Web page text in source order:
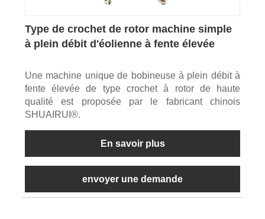
Type de crochet de rotor machine simple
à plein débit d'éolienne à fente élevée
Une machine unique de bobineuse à plein débit à
fente élevée de type crochet à rotor de haute
qualité est proposée par le fabricant chinois
SHUAIRUI®.
En savoir plus
envoyer une demande